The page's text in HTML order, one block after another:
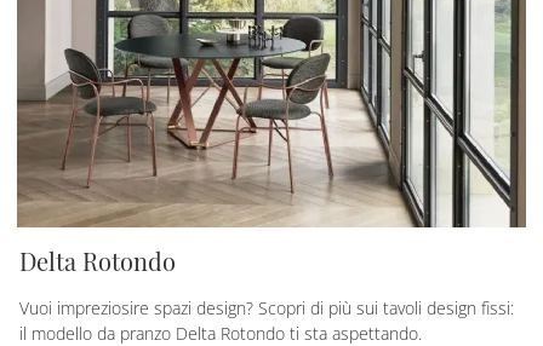
Delta Rotondo
Vuoi impreziosire spazi design? Scopri di più sui tavoli design fissi:
il modello da pranzo Delta Rotondo ti sta aspettando.